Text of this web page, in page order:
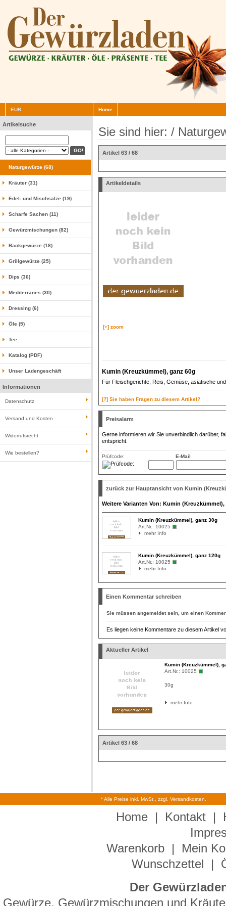
EUR Home
Artikelsuche
Naturgewürze (68)
Kräuter (31)
Edel- und Mischsalze (19)
Scharfe Sachen (11)
Gewürzmischungen (82)
Backgewürze (18)
Grillgewürze (25)
Dips (36)
Mediterranes (30)
Dressing (6)
Öle (5)
Tee
Katalog (PDF)
Unser Ladengeschäft
Informationen
Datenschutz
Versand und Kosten
Widerrufsrecht
Wie bestellen?
Sie sind hier: /
Artikel 63 / 68
Artikeldetails
[+] zoom
Kumin (Kreuzkümmel), ganz 60g
Für Fleischgerichte, Reis, Gemüse, asiatische
[?] Sie haben Fragen zu diesem Artikel?
Preisalarm
Gerne informieren wir Sie unverbindlich darüber,
entspricht.
Prüfcode: E-Mail
zurück zur Hauptansicht von Kumin
Weitere Varianten Von: Kumin (Kreuzkümmel),
Kumin (Kreuzkümmel), ganz 30g
Art.Nr.: 10025
mehr Info
Kumin (Kreuzkümmel), ganz 120g
Art.Nr.: 10025
mehr Info
Einen Kommentar schreiben
Sie müssen angemeldetsein, um einen
Es liegen keine Kommentare zu diesem Artikel
Aktueller Artikel
Kumin (Kreuzkümmel),
Art.Nr.: 10025
30g
mehr Info
Artikel 63 / 68
* Alle Preise inkl. MwSt., zzgl. Versandkosten.
Home | Kontakt |
Warenkorb
|
Mein
Wunschzettel
|
Der
Gewürze, Gewürzmischungen und